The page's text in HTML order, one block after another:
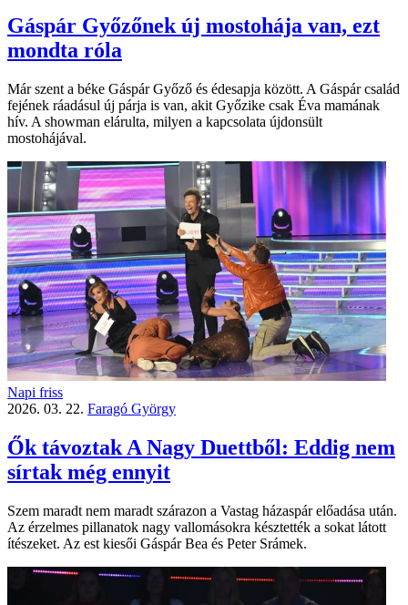
Gáspár Győzőnek új mostohája van, ezt
mondta róla
Már szent a béke Gáspár Győző és édesapja között. A Gáspár család
fejének ráadásul új párja is van, akit Győzike csak Éva mamának
hív. A showman elárulta, milyen a kapcsolata újdonsült
mostohájával.
Napi friss
2026. 03. 22. Faragó György
Ők távoztak A Nagy Duettből: Eddig nem
sírtak még ennyit
Szem maradt nem maradt szárazon a Vastag házaspár előadása után.
Az érzelmes pillanatok nagy vallomásokra késztették a sokat látott
ítészeket. Az est kiesői Gáspár Bea és Peter Srámek.